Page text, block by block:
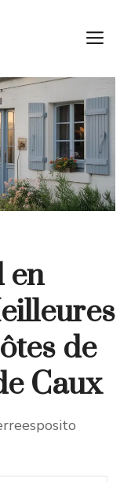
en
de
Caux